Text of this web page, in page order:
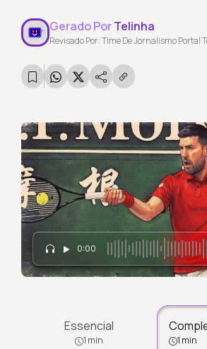
Gerado PorTelinha
Revisado Por: Time De Jornalismo Portal
0:00
Essencial
1 min 1 min